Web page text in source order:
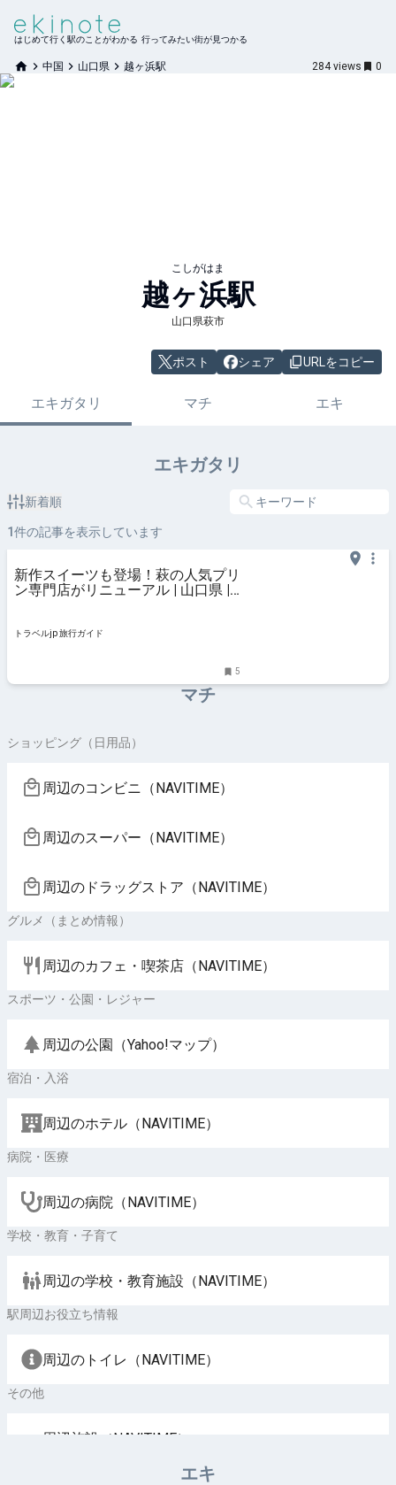
はじめて行く駅のことがわかる 行ってみたい街が見つかる
中国 山口県 越ヶ浜駅 284 views 0
こしがはま
越ヶ浜駅
山口県萩市
ポスト シェア URLをコピー
エキガタリ マチ エキ
エキガタリ
新着順
1件の記事を表示しています
新作スイーツも登場！萩の人気プリ
ン専門店がリニューアル | 山口県 |
トラベルjp 旅行ガイド
5
マチ
ショッピング（日用品）
周辺のコンビニ（NAVITIME）
周辺のスーパー（NAVITIME）
周辺のドラッグストア（NAVITIME）
グルメ（まとめ情報）
周辺のカフェ・喫茶店（NAVITIME）
スポーツ・公園・レジャー
周辺の公園（Yahoo!マップ）
宿泊・入浴
周辺のホテル（NAVITIME）
病院・医療
周辺の病院（NAVITIME）
学校・教育・子育て
周辺の学校・教育施設（NAVITIME）
駅周辺お役立ち情報
周辺のトイレ（NAVITIME）
その他
周辺施設（NAVITIME）
エキ